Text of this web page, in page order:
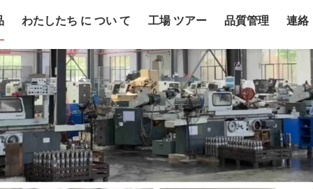
わたしたち に つい て 工場 ツアー 品質管理 連絡